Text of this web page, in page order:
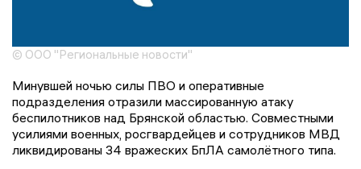
© ООО "Региональные новости"
Минувшей ночью силы ПВО и оперативные
подразделения отразили массированную атаку
беспилотников над Брянской областью. Совместными
усилиями военных, росгвардейцев и сотрудников МВД
ликвидированы 34 вражеских БпЛА самолётного типа.